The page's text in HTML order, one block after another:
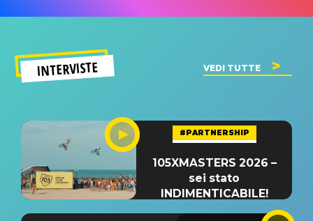
INTERVISTE VEDI TUTTE
#PARTNERSHIP
105XMASTERS 2026 –
sei stato
INDIMENTICABILE!